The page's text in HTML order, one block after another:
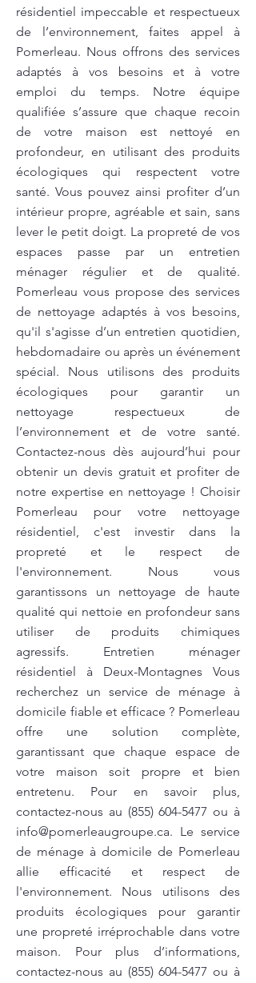
résidentiel impeccable et respectueux
de l’environnement, faites appel à
Pomerleau. Nous offrons des services
adaptés à vos besoins et à votre
emploi du temps. Notre équipe
qualifiée s’assure que chaque recoin
de votre maison est nettoyé en
profondeur, en utilisant des produits
écologiques qui respectent votre
santé. Vous pouvez ainsi profiter d’un
intérieur propre, agréable et sain, sans
lever le petit doigt. La propreté de vos
espaces passe par un entretien
ménager régulier et de qualité.
Pomerleau vous propose des services
de nettoyage adaptés à vos besoins,
qu'il s'agisse d’un entretien quotidien,
hebdomadaire ou après un événement
spécial. Nous utilisons des produits
écologiques pour garantir un
nettoyage respectueux de
l’environnement et de votre santé.
Contactez-nous dès aujourd’hui pour
obtenir un devis gratuit et profiter de
notre expertise en nettoyage ! Choisir
Pomerleau pour votre nettoyage
résidentiel, c'est investir dans la
propreté et le respect de
l'environnement. Nous vous
garantissons un nettoyage de haute
qualité qui nettoie en profondeur sans
utiliser de produits chimiques
agressifs. Entretien ménager
résidentiel à Deux-Montagnes Vous
recherchez un service de ménage à
domicile fiable et efficace ? Pomerleau
offre une solution complète,
garantissant que chaque espace de
votre maison soit propre et bien
entretenu. Pour en savoir plus,
contactez-nous au (855) 604-5477 ou à
info@pomerleaugroupe.ca. Le service
de ménage à domicile de Pomerleau
allie efficacité et respect de
l'environnement. Nous utilisons des
produits écologiques pour garantir
une propreté irréprochable dans votre
maison. Pour plus d’informations,
contactez-nous au (855) 604-5477 ou à